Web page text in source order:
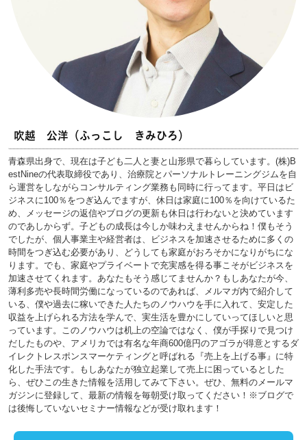
吹越 公洋（ふっこし きみひろ）
青森県出身で、現在は子ども二人と妻と山形県で暮らしています。(株)B
estNineの代表取締役であり、治療院とパーソナルトレーニングジムを自
ら運営をしながらコンサルティング業務も同時に行ってます。平日はビ
ジネスに100％をつぎ込んでますが、休日は家庭に100％を向けているた
め、メッセージの返信やブログの更新も休日は行わないと決めています
のであしからず。子どもの成長は今しか味わえませんからね！僕もそう
でしたが、個人事業主や経営者は、ビジネスを加速させるために多くの
時間をつぎ込む必要があり、どうしても家庭がおろそかになりがちにな
ります。でも、家庭やプライベートで充実感を得る事こそがビジネスを
加速させてくれます。あなたもそう感じてませんか？もしあなたが今、
薄利多売や長時間労働になっているのであれば、メルマガ内で紹介して
いる、僕や過去に稼いできた人たちのノウハウを手に入れて、安定した
収益を上げられる方法を学んで、実生活を豊かにしていってほしいと思
っています。このノウハウは机上の空論ではなく、僕が手探りで見つけ
だしたものや、アメリカでは有名な年商600億円のアゴラが得意とするダ
イレクトレスポンスマーケティングと呼ばれる『売上を上げる事』に特
化した手法です。もしあなたが独立起業して売上に困っているとした
ら、ぜひこの生きた情報を活用してみて下さい。ぜひ、無料のメールマ
ガジンに登録して、最新の情報を毎朝受け取ってください！※ブログで
は後悔していないセミナー情報などが受け取れます！